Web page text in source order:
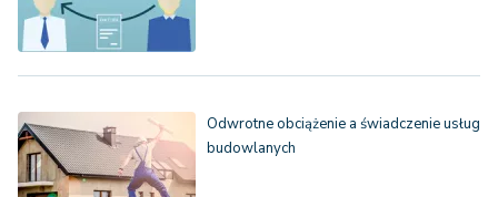
Odwrotne obciążenie a świadczenie usług
budowlanych